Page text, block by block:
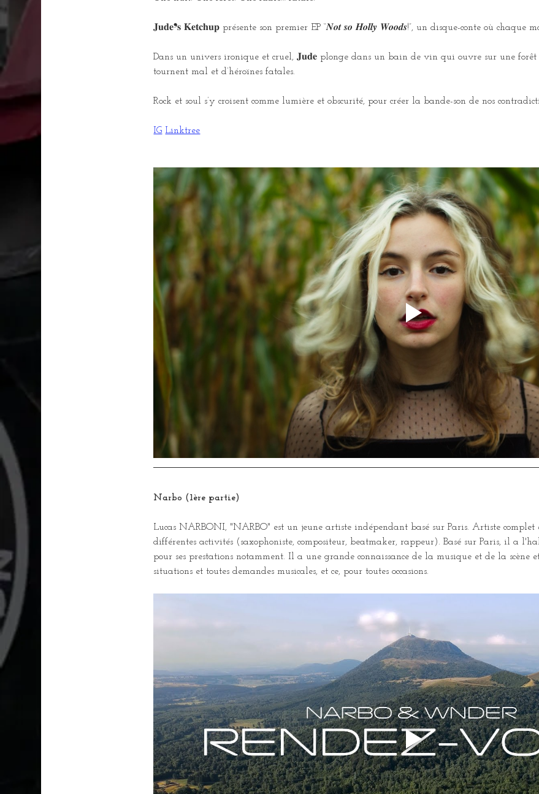
𝐉𝐮𝐝𝐞❜𝐬 𝐊𝐞𝐭𝐜𝐡𝐮𝐩 présente son premier EP “𝑵𝒐𝒕 𝒔𝒐 𝑯𝒐𝒍𝒍𝒚 𝑾𝒐𝒐𝒅𝒔!”, un disque-conte où chaque
Dans un univers ironique et cruel, 𝐉𝐮𝐝𝐞 plonge dans un bain de vin qui ouvre sur une
tournent mal et d’héroïnes fatales.
Rock et soul s’y croisent comme lumière et obscurité, pour créer la bande-son de nos
IG Linktree
Narbo (1ère partie)
Lucas NARBONI, "NARBO" est un jeune artiste indépendant basé sur Paris. Artiste
différentes activités (saxophoniste, compositeur, beatmaker, rappeur). Basé sur Paris, il a
pour ses prestations notamment. Il a une grande connaissance de la musique et de la scène
situations et toutes demandes musicales, et ce, pour toutes occasions.